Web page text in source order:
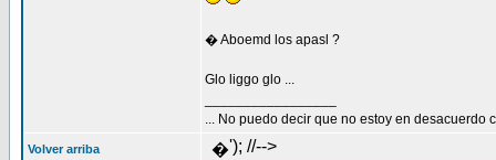
� Aboemd los apasl ?
Glo liggo glo ...
... No puedo decir que no estoy en desacuerdo
Volver arriba �'); //-->